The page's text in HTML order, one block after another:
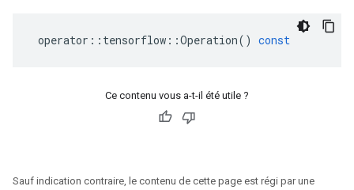
operator :: tensorflow ::Operation() const
Ce contenu vous a-t-il été utile ?
Sauf indication contraire, le contenu de cette page est régi par une